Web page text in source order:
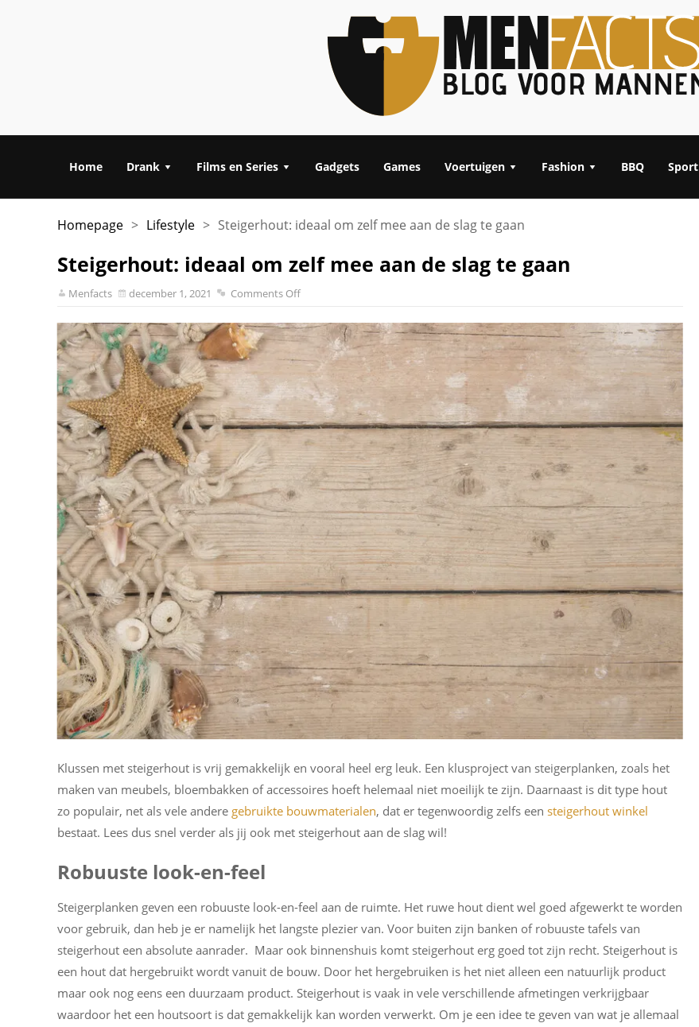
Home Drank Films en Series Gadgets Games Voertuigen Fashion BBQ Sport
Homepage > Lifestyle > Steigerhout: ideaal om zelf mee aan de slag te gaan
Steigerhout: ideaal om zelf mee aan de slag te gaan
Menfacts december 1, 2021 Comments Off
Klussen met steigerhout is vrij gemakkelijk en vooral heel erg leuk. Een klusproject van steigerplanken, zoals het
maken van meubels, bloembakken of accessoires hoeft helemaal niet moeilijk te zijn. Daarnaast is dit type hout
zo populair, net als vele andere gebruikte bouwmaterialen, dat er tegenwoordig zelfs een steigerhout winkel
bestaat. Lees dus snel verder als jij ook met steigerhout aan de slag wil!
Robuuste look-en-feel
Steigerplanken geven een robuuste look-en-feel aan de ruimte. Het ruwe hout dient wel goed afgewerkt te worden
voor gebruik, dan heb je er namelijk het langste plezier van. Voor buiten zijn banken of robuuste tafels van
steigerhout een absolute aanrader. Maar ook binnenshuis komt steigerhout erg goed tot zijn recht. Steigerhout is
een hout dat hergebruikt wordt vanuit de bouw. Door het hergebruiken is het niet alleen een natuurlijk product
maar ook nog eens een duurzaam product. Steigerhout is vaak in vele verschillende afmetingen verkrijgbaar
waardoor het een houtsoort is dat gemakkelijk kan worden verwerkt. Om je een idee te geven van wat je allemaal